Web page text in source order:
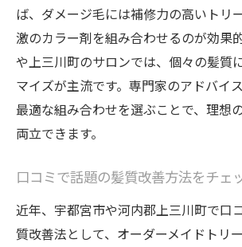
口コミから学ぶ髪質改善成功
頭皮と髪の健康を守る日常ケア
髪と頭皮を健やかに保つ生
トリートメントの選び方と
髪・ヘアカラーの美しさを保
日常でできる頭皮マッサージ
美髪を目指すための日常ケア
ば、ダメージ毛には補修力の高いトリ
激のカラー剤を組み合わせるのが効果
や上三川町のサロンでは、個々の髪質
マイズが主流です。専門家のアドバイ
最適な組み合わせを選ぶことで、理想
両立できます。
口コミで話題の髪質改善方法をチェ
近年、宇都宮市や河内郡上三川町で口
質改善法として、オーダーメイドトリ